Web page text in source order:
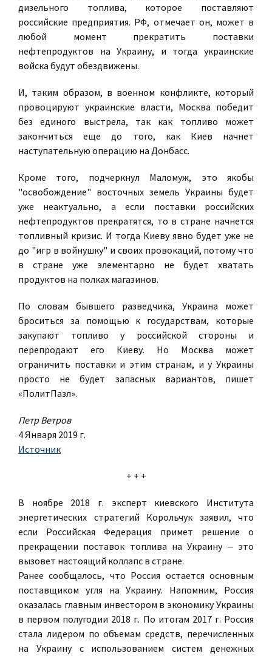
дизельного топлива, которое поставляют
российские предприятия. РФ, отмечает он, может в
любой момент прекратить поставки
нефтепродуктов на Украину, и тогда украинские
войска будут обездвижены.
И, таким образом, в военном конфликте, который
провоцируют украинские власти, Москва победит
без единого выстрела, так как топливо может
закончиться еще до того, как Киев начнет
наступательную операцию на Донбасс.
Кроме того, подчеркнул Маломуж, это якобы
"освобождение" восточных земель Украины будет
уже неактуально, а если поставки российских
нефтепродуктов прекратятся, то в стране начнется
топливный кризис. И тогда Киеву явно будет уже не
до "игр в войнушку" и своих провокаций, потому что
в стране уже элементарно не будет хватать
продуктов на полках магазинов.
По словам бывшего разведчика, Украина может
броситься за помощью к государствам, которые
закупают топливо у российской стороны и
перепродают его Киеву. Но Москва может
ограничить поставки и этим странам, и у Украины
просто не будет запасных вариантов, пишет
«ПолитПазл».
Петр Ветров
4 Января 2019 г.
Источник
+ + +
В ноябре 2018 г. эксперт киевского Института
энергетических стратегий Корольчук заявил, что
если Российская Федерация примет решение о
прекращении поставок топлива на Украину ‒ это
вызовет настоящий коллапс в стране.
Ранее сообщалось, что Россия остается основным
поставщиком угля на Украину. Напомним, Россия
оказалась главным инвестором в экономику Украины
в первом полугодии 2018 г. По итогам 2017 г. Россия
стала лидером по объемам средств, перечисленных
на Украину с использованием систем денежных